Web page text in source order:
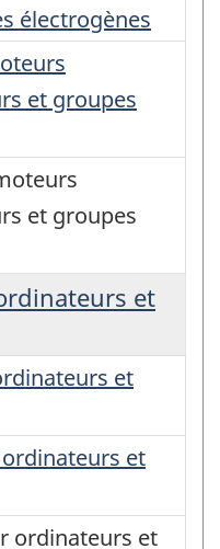
électrogènes
et groupes
et groupes
et
et
et
ordinateurs et